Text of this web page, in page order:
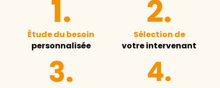
Étude du besoin
personnalisée
Sélection de
votre intervenant